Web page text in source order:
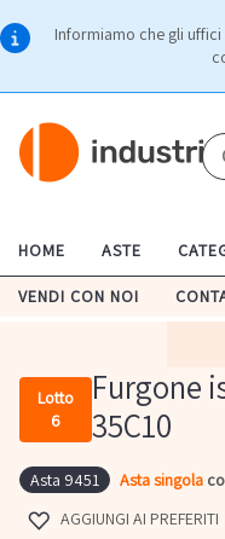
Informiamo che gli
HOME ASTE
VENDI CON NOI
Lotto
6
Furgone
35C10
Asta 9451 Asta singola
AGGIUNGI AI PREFERITI